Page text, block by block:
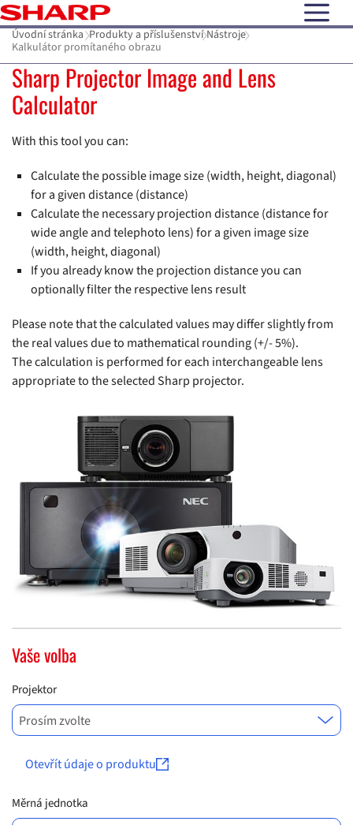
open
Úvodní stránka Produkty a příslušenství Nástroje
Kalkulátor promítaného obrazu
Sharp Projector Image and Lens
Calculator
With this tool you can:
Calculate the possible image size (width, height, diagonal)
for a given distance (distance)
Calculate the necessary projection distance (distance for
wide angle and telephoto lens) for a given image size
(width, height, diagonal)
If you already know the projection distance you can
optionally filter the respective lens result
Please note that the calculated values may differ slightly from
the real values due to mathematical rounding (+/- 5%).
The calculation is performed for each interchangeable lens
appropriate to the selected Sharp projector.
Vaše volba
Projektor
Prosím zvolte
Otevřít údaje o produktu
Měrná jednotka